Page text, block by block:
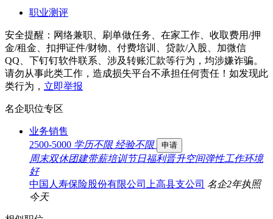
职业测评
安全提醒：网络兼职、刷单做任务、在家工作、收取费用/押
金/租金、扣押证件/财物、付费培训、贷款/入股、加微信
QQ、下钉钉软件联系、涉及转账汇款等行为，均涉嫌诈骗。
请勿从事此类工作，造成损失平台不承担任何责任！如发现此
类行为， 立即举报
名企职位专区
业务销售
2500-5000 学历不限 经验不限 申请
周末双休团建带薪培训节日福利晋升空间弹性工作环境
好
中国人寿保险股份有限公司上高县支公司 名企2年执照
今天